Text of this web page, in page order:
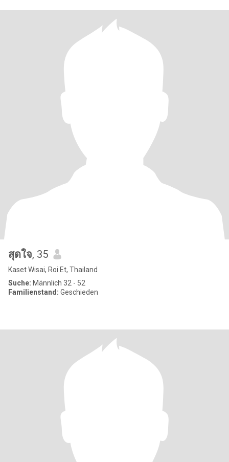
สุดใจ, 35
Kaset Wisai, Roi Et, Thailand
Suche: Männlich 32 - 52
Familienstand: Geschieden